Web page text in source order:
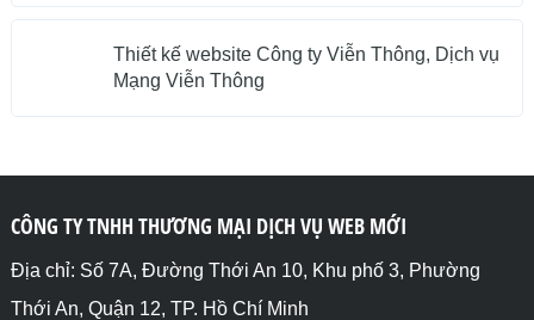
Thiết kế website Công ty Viễn Thông, Dịch vụ
Mạng Viễn Thông
CÔNG TY TNHH THƯƠNG MẠI DỊCH VỤ WEB MỚI
Địa chỉ: Số 7A, Đường Thới An 10, Khu phố 3, Phường
Thới An, Quận 12, TP. Hồ Chí Minh